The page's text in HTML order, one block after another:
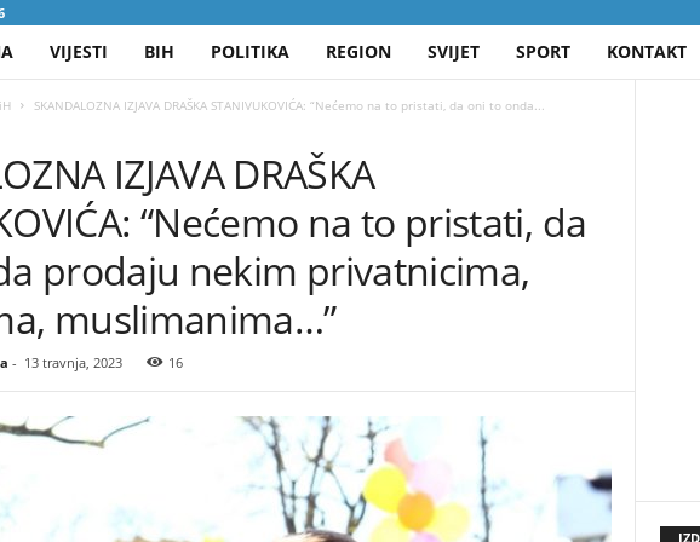
VIJESTI BIH POLITIKA REGION SVIJET SPORT KONTAKT
SKANDALOZNA IZJAVA DRAŠKA STANIVUKOVIĆA: “Nećemo na to pristati, da oni to onda...
IZJAVA DRAŠKA
“Nećemo na to pristati, da
prodaju nekim privatnicima,
muslimanima…”
- 13 travnja, 2023 16